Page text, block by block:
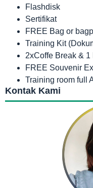
Flashdisk
Sertifikat
FREE Bag or
Training Kit
2xCoffe Break &
FREE Souvenir
Training room full
Kontak Kami